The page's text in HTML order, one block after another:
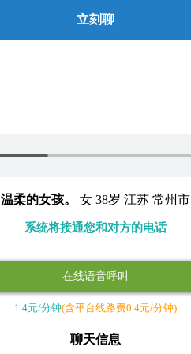
立刻聊
温柔的女孩。 女 38岁 江苏 常州市
系统将接通您和对方的电话
在线语音呼叫
1.4元/分钟(含平台线路费0.4元/分钟)
聊天信息